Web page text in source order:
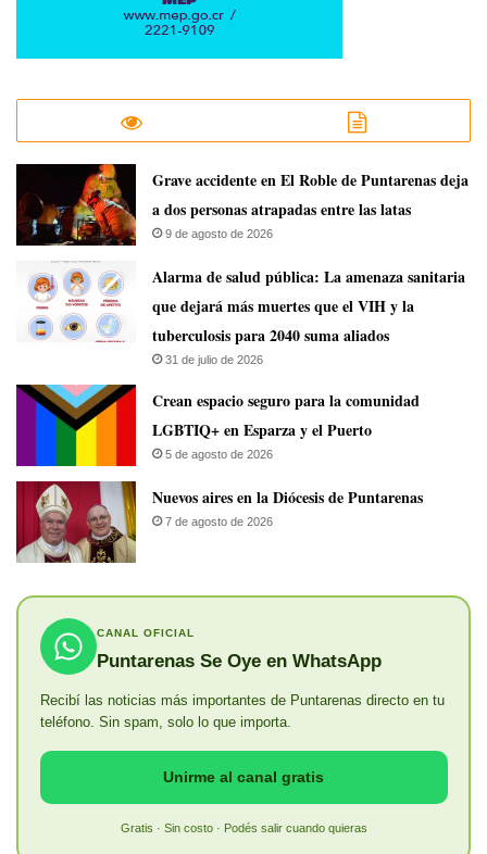
Grave accidente en El Roble de Puntarenas deja
a dos personas atrapadas entre las latas
9 de agosto de 2026
​Alarma de salud pública: La amenaza sanitaria
que dejará más muertes que el VIH y la
tuberculosis para 2040 suma aliados
31 de julio de 2026
Crean espacio seguro para la comunidad
LGBTIQ+ en Esparza y el Puerto
5 de agosto de 2026
​Nuevos aires en la Diócesis de Puntarenas
7 de agosto de 2026
CANAL OFICIAL
Puntarenas Se Oye en WhatsApp
Recibí las noticias más importantes de Puntarenas directo en tu
teléfono. Sin spam, solo lo que importa.
Unirme al canal gratis
Gratis · Sin costo · Podés salir cuando quieras